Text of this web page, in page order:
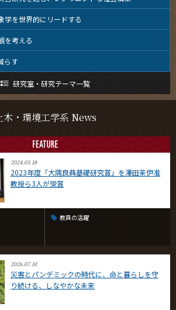
学を世界的にリードする
を考える
らす
研究室・研究テーマ一覧
木・環境工学系 News
2024.03.18
2023年度「大隅良典基礎研究賞」を澤田茉伊准
教授ら3人が受賞
教員の活躍
2026.07.10
災害とパンデミックの時代に、命と暮らしを守
り続ける、しなやかな未来
ー
サイト構成
学内向け情報
系詳細情報
CLOSE